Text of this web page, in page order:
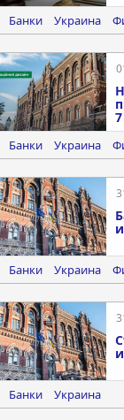
Банки Украина
Банки Украина
Банки Украина
Банки Украина